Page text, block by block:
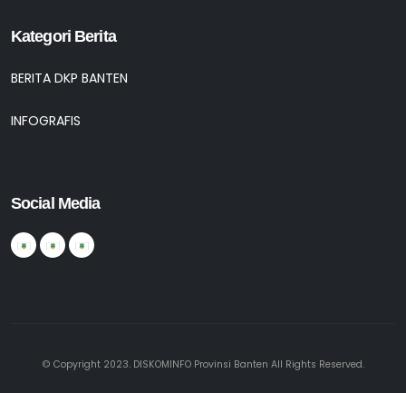
Kategori Berita
BERITA DKP BANTEN
INFOGRAFIS
Social Media
© Copyright 2023. DISKOMINFO Provinsi Banten All Rights Reserved.